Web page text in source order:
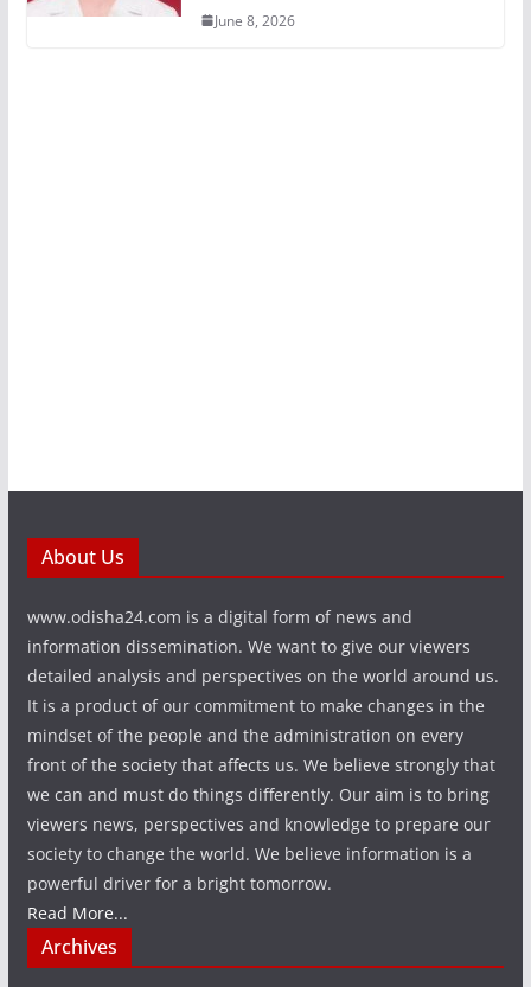
June 8, 2026
About Us
www.odisha24.com is a digital form of news and
information dissemination. We want to give our viewers
detailed analysis and perspectives on the world around us.
It is a product of our commitment to make changes in the
mindset of the people and the administration on every
front of the society that affects us. We believe strongly that
we can and must do things differently. Our aim is to bring
viewers news, perspectives and knowledge to prepare our
society to change the world. We believe information is a
powerful driver for a bright tomorrow.
Read More...
Archives